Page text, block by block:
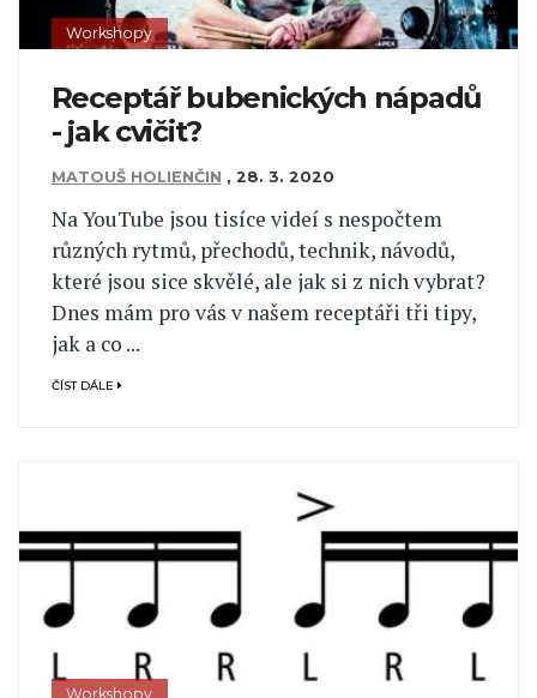
Workshopy
Receptář bubenických nápadů
- jak cvičit?
MATOUŠ HOLIENČIN , 28. 3. 2020
Na YouTube jsou tisíce videí s nespočtem
různých rytmů, přechodů, technik, návodů,
které jsou sice skvělé, ale jak si z nich vybrat?
Dnes mám pro vás v našem receptáři tři tipy,
jak a co ...
ČÍST DÁLE
Workshopy